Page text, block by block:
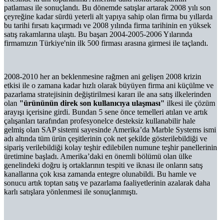
patlaması ile sonuçlandı. Bu dönemde satışlar artarak 2008 yılı son
çeyreğine kadar sürdü yeterli alt yapıya sahip olan firma bu yıllarda
bu tarihi fırsatı kaçırmadı ve 2008 yılında firma tarihinin en yüksek
satış rakamlarına ulaştı. Bu başarı 2004-2005-2006 Yılarında
firmamızın Türkiye'nin ilk 500 firması arasına girmesi ile taçlandı.
2008-2010 her an beklenmesine rağmen ani gelişen 2008 krizin
etkisi ile o zamana kadar hızlı olarak büyüyen firma ani küçülme ve
pazarlama stratejisinin değiştirilmesi kararı ile ana satış ilkelerinden
olan "ürününün direk son kullanıcıya ulaşması" ilkesi ile çözüm
arayışı içerisine girdi. Bundan 5 sene önce temelleri atılan ve artık
çalışanları tarafından profesyonelce desteksiz kullanabilir hale
gelmiş olan SAP sistemi sayesinde Amerika’da Marble Systems ismi
adı altında tüm ürün çeşitlerinin çok net şekilde gösterilebildiği ve
sipariş verilebildiği kolay teşhir edilebilen numune teşhir panellerinin
üretimine başladı. Amerika’daki en önemli bölümü olan ülke
genelindeki doğru iş ortaklarının tespiti ve iknası ile onların satış
kanallarına çok kısa zamanda entegre olunabildi. Bu hamle ve
sonucu artık toptan satış ve pazarlama faaliyetlerinin azalarak daha
karlı satışlara yönlenmesi ile sonuçlanmıştı.